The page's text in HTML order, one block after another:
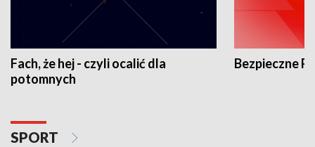
Fach, że hej - czyli ocalić dla
potomnych
Bezpieczne
SPORT